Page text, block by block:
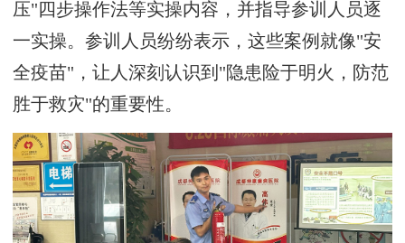
压"四步操作法等实操内容，并指导参训人员逐
一实操。参训人员纷纷表示，这些案例就像"安
全疫苗"，让人深刻认识到"隐患险于明火，防范
胜于救灾"的重要性。